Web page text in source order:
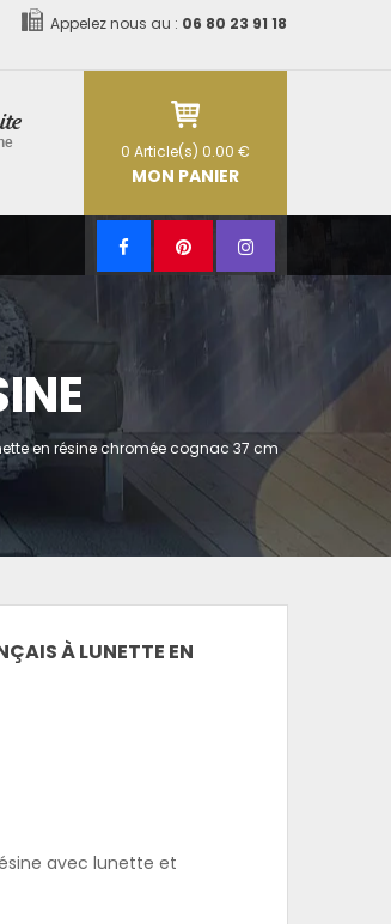
Appelez nous au : 06 80 23 91 18
0 Article(s) 0.00 €
MON PANIER
en résine chromée cognac 37 cm
À LUNETTE EN
avec lunette et